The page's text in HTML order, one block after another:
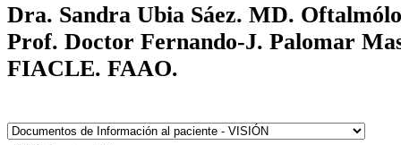
Dra. Sandra Ubia Sáez. MD.
Prof. Doctor Fernando-J. Palomar
FIACLE. FAAO.